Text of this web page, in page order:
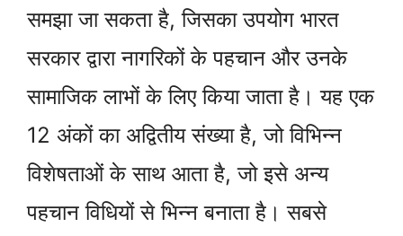
समझा जा सकता है, जिसका उपयोग भारत
सरकार द्वारा नागरिकों के पहचान और उनके
सामाजिक लाभों के लिए किया जाता है। यह एक
12 अंकों का अद्वितीय संख्या है, जो विभिन्न
विशेषताओं के साथ आता है, जो इसे अन्य
पहचान विधियों से भिन्न बनाता है। सबसे